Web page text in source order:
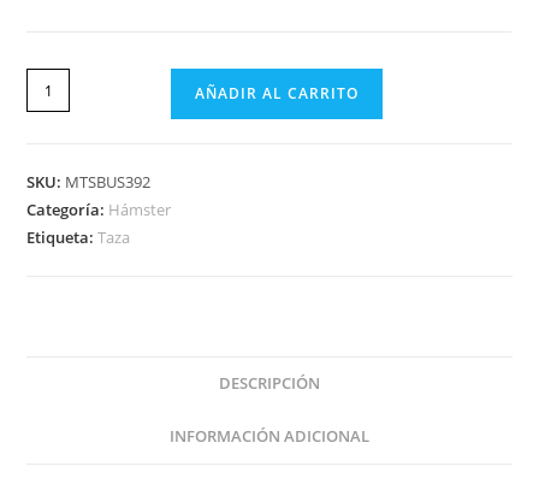
AÑADIR AL CARRITO
SKU: MTSBUS392
Categoría: Hámster
Etiqueta:Taza
DESCRIPCIÓN
INFORMACIÓN ADICIONAL